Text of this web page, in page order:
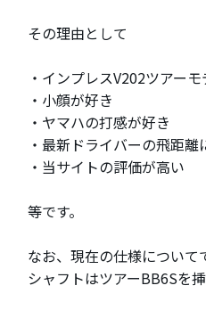
その理由として
・インプレスV202ツアー
・小顔が好き
・ヤマハの打感が好き
・最新ドライバーの飛距離
・当サイトの評価が高い
等です。
なお、現在の仕様につい
シャフトはツアーBB6Sを挿